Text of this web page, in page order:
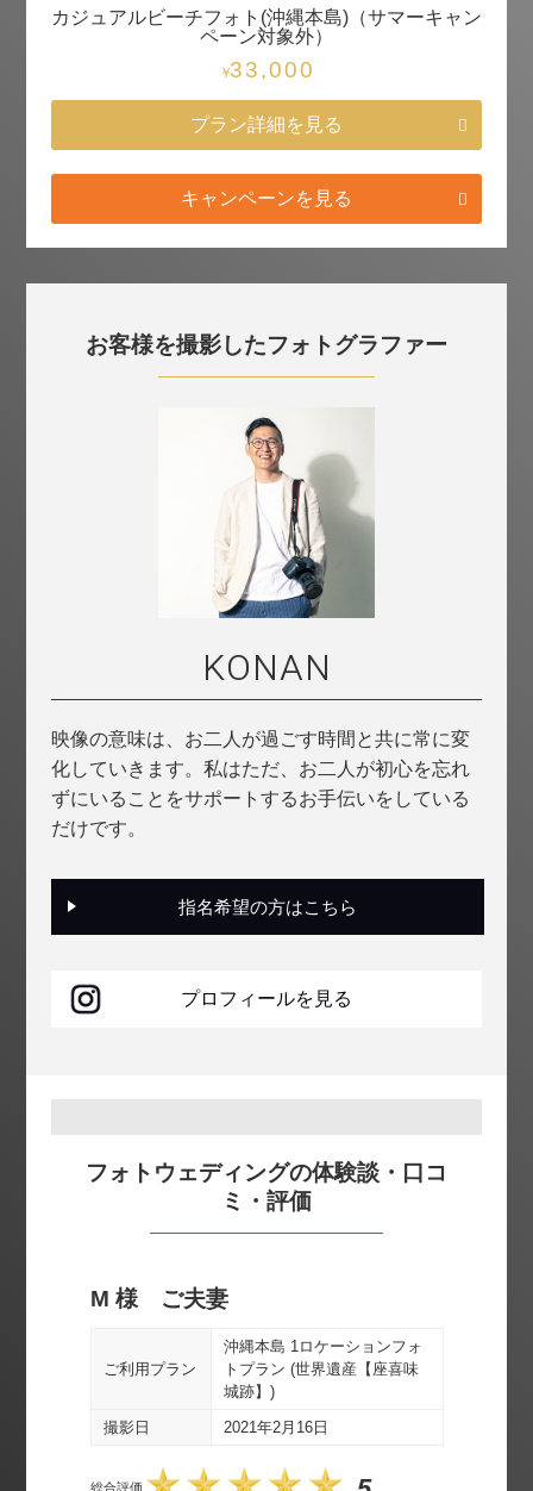
カジュアルビーチフォト(沖縄本島)（サマーキャン
ペーン対象外）
￥33,000
プラン詳細を見る
キャンペーンを見る
お客様を撮影したフォトグラファー
KONAN
映像の意味は、お二人が過ごす時間と共に常に変
化していきます。私はただ、お二人が初心を忘れ
ずにいることをサポートするお手伝いをしている
だけです。
指名希望の方はこちら
プロフィールを見る
フォトウェディングの体験談・口コ
ミ・評価
M 様 ご夫妻
ご利用プラン
沖縄本島 1ロケーションフォ
トプラン (世界遺産【座喜味
城跡】)
撮影日
2021年2月16日
総合評価